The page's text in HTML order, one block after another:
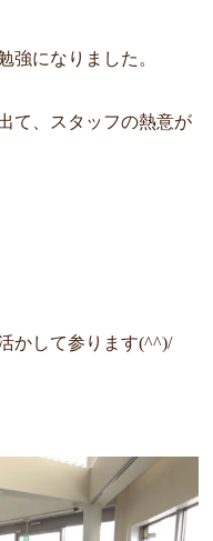
強になりました。
て、スタッフの熱意が
かして参ります(^^)/